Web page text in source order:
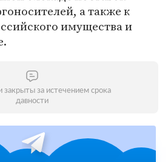
а также к
имущества и
закрыты за истечением срока
давности